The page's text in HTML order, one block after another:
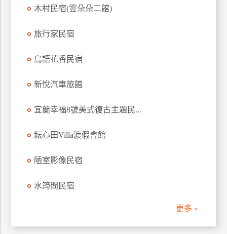
木村民宿(雲朵朵二館)
旅行家民宿
鳥語花香民宿
新悅汽車旅館
宜蘭幸福8號美式復古主題民...
耘心田Villa渡假會館
陋室影像民宿
水筠間民宿
更多 »